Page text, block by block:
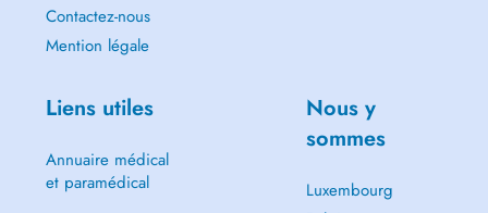
Contactez-nous
Mention légale
Liens utiles
Annuaire médical
et paramédical
Nous y
sommes
Luxembourg